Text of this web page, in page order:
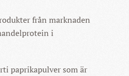
från marknaden
i
paprikapulver som är